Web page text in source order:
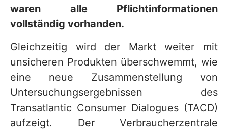
waren alle Pflichtinformationen
vollständig vorhanden.
Gleichzeitig wird der Markt weiter mit
unsicheren Produkten überschwemmt, wie
eine neue Zusammenstellung von
Untersuchungsergebnissen des
Transatlantic Consumer Dialogues (TACD)
aufzeigt. Der Verbraucherzentrale